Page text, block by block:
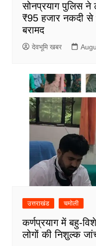
सोनप्रयाग पुलिस ने
₹95 हजार नकदी से
बरामद
देवभूमि खबर
उत्तराखंड चमोली
कर्णप्रयाग में बहु-
लोगों की निशुल्क